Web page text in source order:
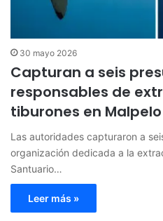
30 mayo 2026
Capturan a seis
responsables de
tiburones en Malpelo
Las autoridades capturaron a
organización dedicada a la
Santuario…
Leer más »